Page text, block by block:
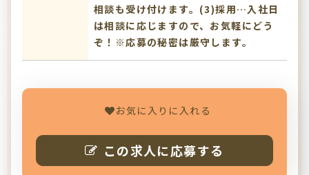
相談も受け付けます。(3)採用…入社日
は相談に応じますので、お気軽にどう
ぞ！※応募の秘密は厳守します。
お気に入りに入れる
この求人に応募する